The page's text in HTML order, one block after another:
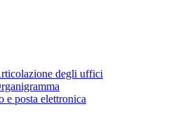
degli uffici
e posta elettronica